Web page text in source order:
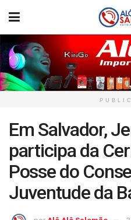
Em Salvador,
participa da
Posse do
Juventude da